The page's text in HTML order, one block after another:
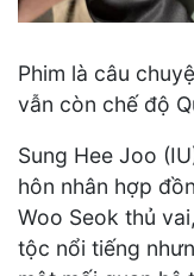
Phim là câu
vẫn còn chế độ
Sung Hee Joo
hôn nhân hợp
Woo Seok thủ
tộc nổi tiếng